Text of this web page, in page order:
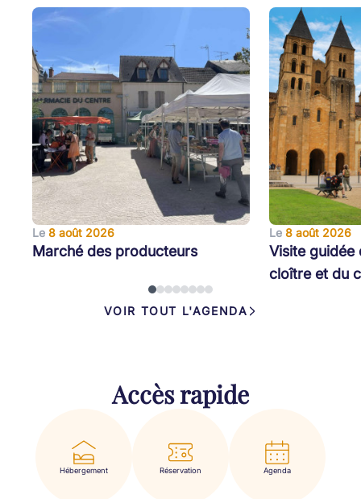
Le 8 août 2026
Marché des producteurs
Le 8 août 2026
Visite guidée
cloître et du
VOIR TOUT L'AGENDA
Accès rapide
Hébergement Réservation Agenda